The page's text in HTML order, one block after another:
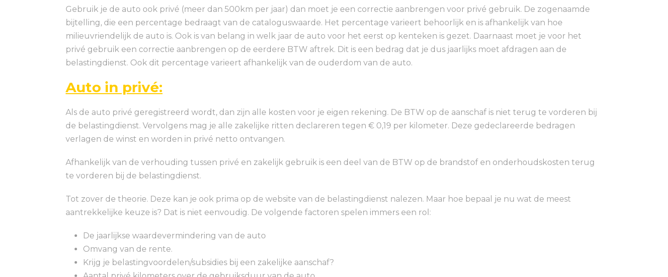
Gebruik je de auto ook privé (meer dan 500km per jaar) dan moet je een correctie aanbrengen voor privé gebruik. De zogenaamde
bijtelling, die een percentage bedraagt van de cataloguswaarde. Het percentage varieert behoorlijk en is afhankelijk van hoe
milieuvriendelijk de auto is. Ook is van belang in welk jaar de auto voor het eerst op kenteken is gezet. Daarnaast moet je voor het
privé gebruik een correctie aanbrengen op de eerdere BTW aftrek. Dit is een bedrag dat je dus jaarlijks moet afdragen aan de
belastingdienst. Ook dit percentage varieert afhankelijk van de ouderdom van de auto.
Auto in privé:
Als de auto privé geregistreerd wordt, dan zijn alle kosten voor je eigen rekening. De BTW op de aanschaf is niet terug te vorderen bij
de belastingdienst. Vervolgens mag je alle zakelijke ritten declareren tegen € 0,19 per kilometer. Deze gedeclareerde bedragen
verlagen de winst en worden in privé netto ontvangen.
Afhankelijk van de verhouding tussen privé en zakelijk gebruik is een deel van de BTW op de brandstof en onderhoudskosten terug
te vorderen bij de belastingdienst.
Tot zover de theorie. Deze kan je ook prima op de website van de belastingdienst nalezen. Maar hoe bepaal je nu wat de meest
aantrekkelijke keuze is? Dat is niet eenvoudig. De volgende factoren spelen immers een rol:
De jaarlijkse waardevermindering van de auto
Omvang van de rente.
Krijg je belastingvoordelen/subsidies bij een zakelijke aanschaf?